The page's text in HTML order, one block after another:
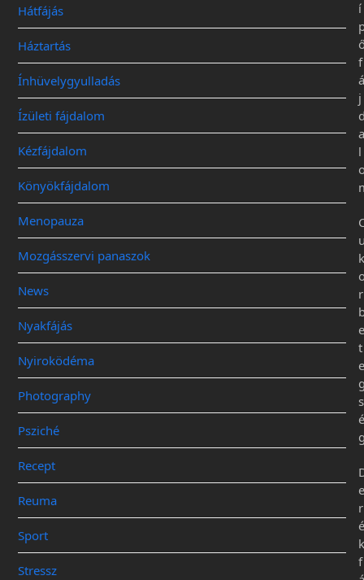
Hátfájás
Háztartás
Ínhüvelygyulladás
Ízületi fájdalom
Kézfájdalom
Könyökfájdalom
Menopauza
Mozgásszervi panaszok
News
Nyakfájás
Nyiroködéma
Photography
Psziché
Recept
Reuma
Sport
Stressz
í
f
á
j
a
l
k
r
e
t
e
s
é
e
r
é
k
f